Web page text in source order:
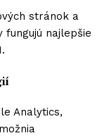
stránok a
najlepšie
Analytics,